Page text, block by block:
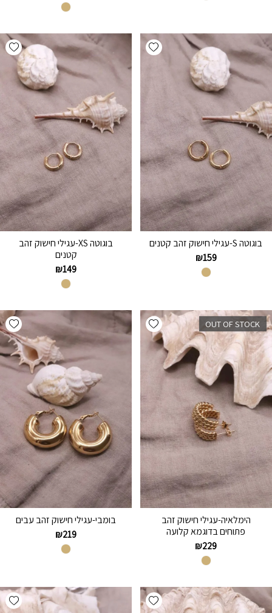
Add wishlist
בוגוטה S-עגילי חישוק זהב קטנים
₪159
בוגוטה XS-עגילי חישוק זהב
קטנים
₪149
Add wishlist OUT OF STOCK
הימלאיה-עגילי חישוק זהב
פתוחים בדוגמא קלועה
₪229
בומבי-עגילי חישוק זהב עבים
₪219
Add wishlist